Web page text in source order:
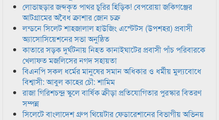
লোভাছড়ার জব্দকৃত পাথর চুরির হিড়িক! বেপরোয়া জকিগঞ্জের
আটগ্রামের অবৈধ ক্রাশার জোন চক্র
লন্ডনে সিলেট শাহজালাল হাউজিং এস্টেটস (উপশহর) প্রবাসী
অ্যাসোসিয়েশনের সভা অনুষ্ঠিত
কাতারে সড়ক দুর্ঘটনায় নিহত কানাইঘাটের প্রবাসী পাঁচ পরিবারকে
খেলাফত মজলিসের নগদ সহায়তা
বিএনপি সকল ধর্মের মানুষের সমান অধিকার ও ধর্মীয় মুল্যবোধে
বিশ্বাসী: আবুল কাহের চৌ: শামিম
রাজা গিরিশচন্দ্র স্কুলে বার্ষিক ক্রীড়া প্রতিযোগিতার পুরস্কার বিতরণ
সম্পন্ন
সিলেটে বাংলাদেশ গ্রুপ থিয়েটার ফেডারেশানের বিভাগীয় অভিনয়